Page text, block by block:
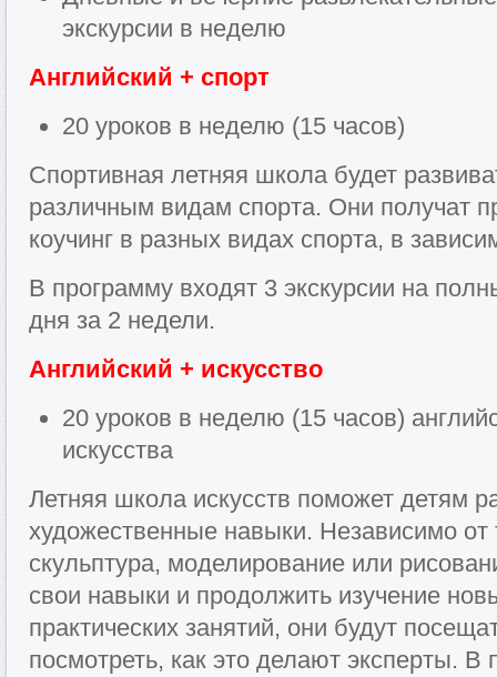
экскурсии в неделю
Английский + спорт
20 уроков в неделю (15 часов)
Спортивная летняя школа будет
различным видам спорта. Они получат
коучинг в разных видах спорта, в
В программу входят 3 экскурсии на
дня за 2 недели.
Английский + искусство
20 уроков в неделю (15 часов)
искусства
Летняя школа искусств поможет детям
художественные навыки. Независимо от
скульптура, моделирование или
свои навыки и продолжить изучение
практических занятий, они будут
посмотреть, как это делают эксперты. В